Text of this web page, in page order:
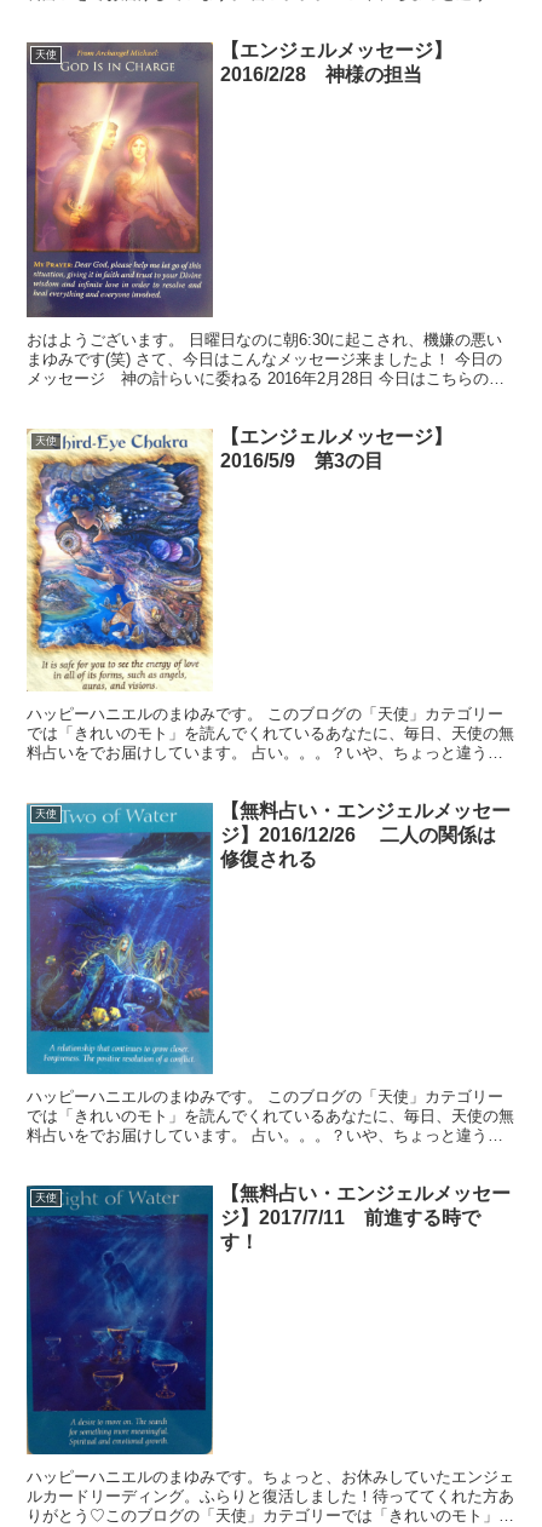
天使
【エンジェルメッセージ】
2016/2/28 神様の担当
おはようございます。 日曜日なのに朝6:30に起こされ、機嫌の悪い
まゆみです(笑) さて、今日はこんなメッセージ来ましたよ！ 今日の
メッセージ 神の計らいに委ねる 2016年2月28日 今日はこちらのカ
天使
【エンジェルメッセージ】
2016/5/9 第3の目
ハッピーハニエルのまゆみです。 このブログの「天使」カテゴリー
では「きれいのモト」を読んでくれているあなたに、毎日、天使の無
料占いをでお届けしています。 占い。。。？いや、ちょっと違うか
天使
【無料占い・エンジェルメッセー
ジ】2016/12/26 二人の関係は
修復される
ハッピーハニエルのまゆみです。 このブログの「天使」カテゴリー
では「きれいのモト」を読んでくれているあなたに、毎日、天使の無
料占いをでお届けしています。 占い。。。？いや、ちょっと違うか
天使
【無料占い・エンジェルメッセー
ジ】2017/7/11 前進する時で
す！
ハッピーハニエルのまゆみです。ちょっと、お休みしていたエンジェ
ルカードリーディング。ふらりと復活しました！待っててくれた方あ
りがとう♡このブログの「天使」カテゴリーでは「きれいのモト」を